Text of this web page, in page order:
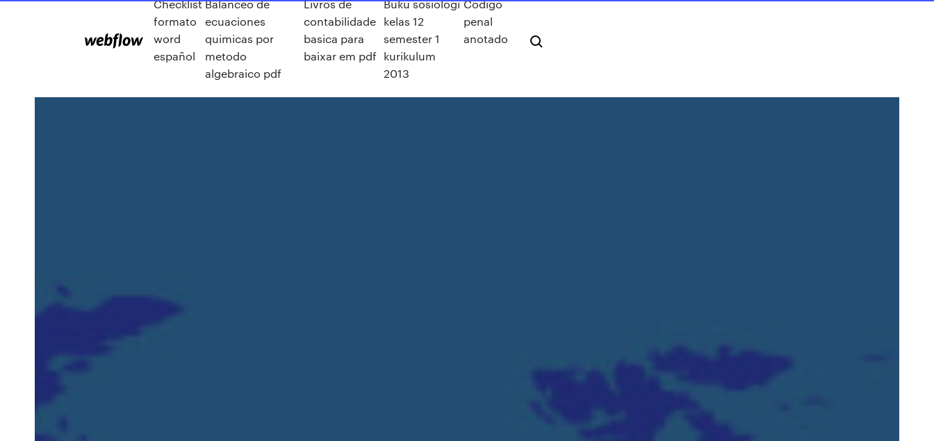
Checklist
formato
word
español
Balanceo de
ecuaciones
quimicas por
metodo
algebraico pdf
Livros de
contabilidade
basica para
baixar em pdf
Buku sosiologi
kelas 12
semester 1
kurikulum
2013
Codigo
penal
anotado